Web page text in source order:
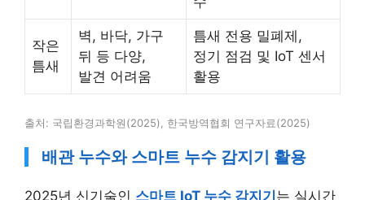
작은
틈새
벽, 바닥, 가구
뒤 등 다양,
발견 어려움
틈새 전용 밀폐제,
정기 점검 및 IoT 센서
활용
출처: 국립환경과학원(2025), 한국방역협회 연구자료(2025)
배관 누수와 스마트 누수 감지기 활용
2025년 신기술인 스마트 IoT 누수 감지기는 실시간